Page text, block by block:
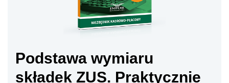
Podstawa wymiaru
składek ZUS. Praktycznie